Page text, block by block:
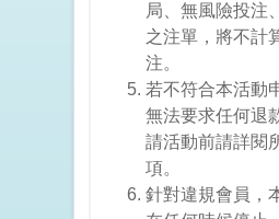
局、無風險投注
之注單，將不計
注。
若不符合本活動
無法要求任何退
請活動前請詳閱
項。
針對違規會員，